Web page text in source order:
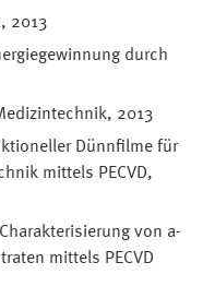
2013
durch
2013
Dünnfilme für
mittels PECVD,
von a-
mittels PECVD